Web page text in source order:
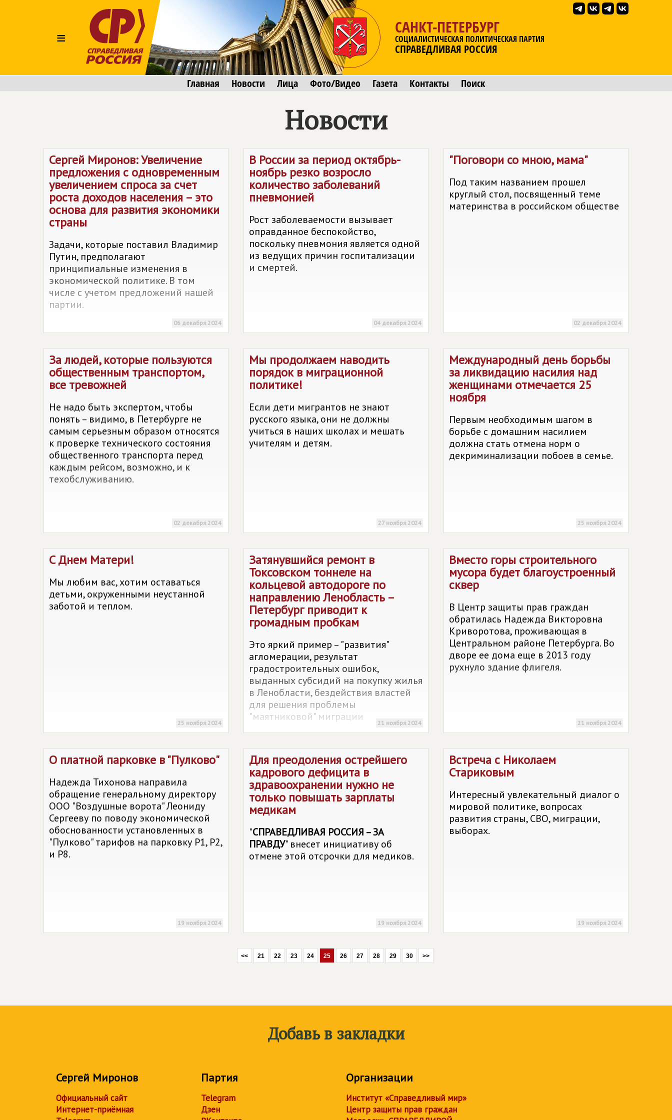
≡
САНКТ-ПЕТЕРБУРГ
СОЦИАЛИСТИЧЕСКАЯ ПОЛИТИЧЕСКАЯ ПАРТИЯ
СПРАВЕДЛИВАЯ РОССИЯ
Главная Новости Лица Фото/Видео Газета Контакты Поиск
Новости
Сергей Миронов: Увеличение
предложения с одновременным
увеличением спроса за счет
роста доходов населения – это
основа для развития экономики
страны
Задачи, которые поставил Владимир
Путин, предполагают
принципиальные изменения в
экономической политике. В том
числе с учетом предложений нашей
партии.
06 декабря 2024
В России за период октябрь-
ноябрь резко возросло
количество заболеваний
пневмонией
Рост заболеваемости вызывает
оправданное беспокойство,
поскольку пневмония является одной
из ведущих причин госпитализации
и смертей.
04 декабря 2024
"Поговори со мною, мама"
Под таким названием прошел
круглый стол, посвященный теме
материнства в российском обществе
02 декабря 2024
За людей, которые пользуются
общественным транспортом,
все тревожней
Не надо быть экспертом, чтобы
понять – видимо, в Петербурге не
самым серьезным образом относятся
к проверке технического состояния
общественного транспорта перед
каждым рейсом, возможно, и к
техобслуживанию.
02 декабря 2024
Мы продолжаем наводить
порядок в миграционной
политике!
Если дети мигрантов не знают
русского языка, они не должны
учиться в наших школах и мешать
учителям и детям.
27 ноября 2024
Международный день борьбы
за ликвидацию насилия над
женщинами отмечается 25
ноября
Первым необходимым шагом в
борьбе с домашним насилием
должна стать отмена норм о
декриминализации побоев в семье.
25 ноября 2024
C Днем Матери!
Мы любим вас, хотим оставаться
детьми, окруженными неустанной
заботой и теплом.
25 ноября 2024
Затянувшийся ремонт в
Токсовском тоннеле на
кольцевой автодороге по
направлению Ленобласть –
Петербург приводит к
громадным пробкам
Это яркий пример – "развития"
агломерации, результат
градостроительных ошибок,
выданных субсидий на покупку жилья
в Ленобласти, бездействия властей
для решения проблемы
"маятниковой" миграции
21 ноября 2024
Вместо горы строительного
мусора будет благоустроенный
сквер
В Центр защиты прав граждан
обратилась Надежда Викторовна
Криворотова, проживающая в
Центральном районе Петербурга. Во
дворе ее дома еще в 2013 году
рухнуло здание флигеля.
21 ноября 2024
О платной парковке в "Пулково"
Надежда Тихонова направила
обращение генеральному директору
ООО "Воздушные ворота" Леониду
Сергееву по поводу экономической
обоснованности установленных в
"Пулково" тарифов на парковку P1, P2,
и Р8.
19 ноября 2024
Для преодоления острейшего
кадрового дефицита в
здравоохранении нужно не
только повышать зарплаты
медикам
"СПРАВЕДЛИВАЯ РОССИЯ – ЗА
ПРАВДУ" внесет инициативу об
отмене этой отсрочки для медиков.
19 ноября 2024
Встреча с Николаем
Стариковым
Интересный увлекательный диалог о
мировой политике, вопросах
развития страны, СВО, миграции,
выборах.
19 ноября 2024
<< 21 22 23 24 25 26 27 28 29 30 >>
Добавь в закладки
Сергей Миронов
Официальный сайт
Интернет-приёмная
Партия
Telegram
Дзен
Организации
Институт «Справедливый мир»
Центр защиты прав граждан